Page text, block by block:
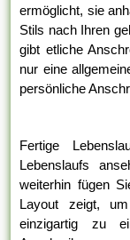
ermöglicht, sie
Stils nach Ihren
gibt etliche
nur eine
persönliche
Fertige
Lebenslaufs
weiterhin fügen
Layout zeigt,
einzigartig zu